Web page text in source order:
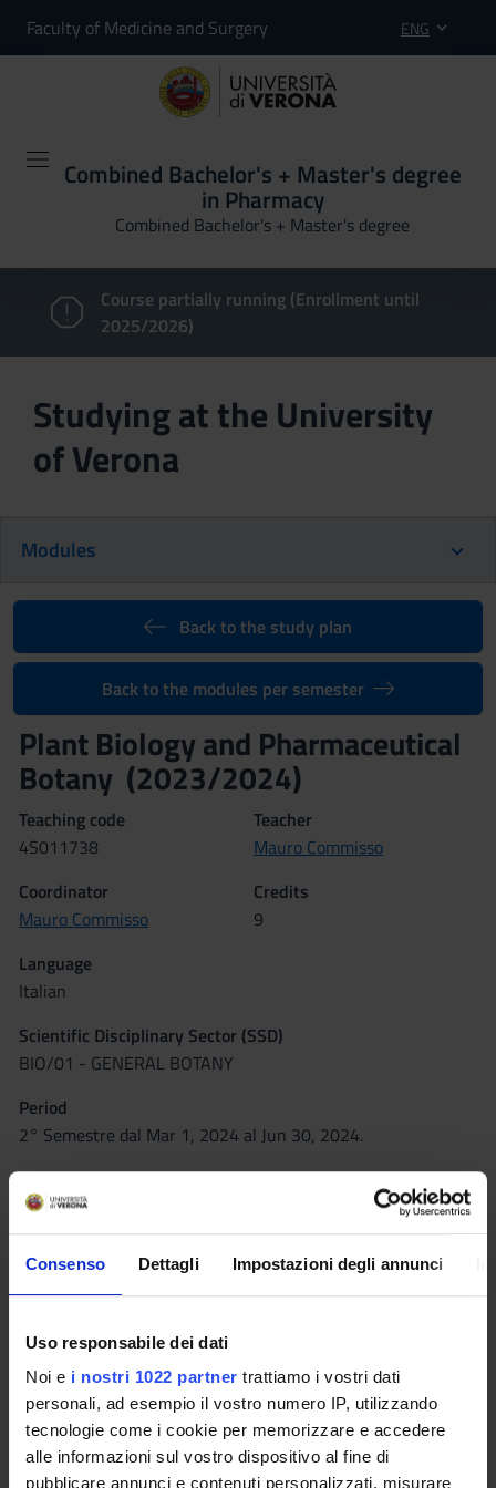
Consenso Dettagli Impostazioni degli annunci
Uso responsabile dei dati
Noi e i nostri 1022 partner trattiamo i vostri dati
personali, ad esempio il vostro numero IP, utilizzando
tecnologie come i cookie per memorizzare e accedere
alle informazioni sul vostro dispositivo al fine di
pubblicare annunci e contenuti personalizzati, misurare
Faculty of Medicine and Surgery ENG
Combined Bachelor's + Master's degree
in Pharmacy
Combined Bachelor's + Master's degree
Course partially running (Enrollment until
2025/2026)
Studying at the University
of Verona
Modules
Back to the study plan
Back to the modules per semester
Plant Biology and Pharmaceutical
Botany (2023/2024)
Teaching code
4S011738
Teacher
Mauro Commisso
Coordinator
Mauro Commisso
Credits
9
Language
Italian
Scientific Disciplinary Sector (SSD)
BIO/01 - GENERAL BOTANY
Period
2° Semestre dal Mar 1, 2024 al Jun 30, 2024.
Courses Single
Not Authorized
Lessons timetable Moodle
Seminars 0
Learning objectives
The teaching is aimed at acquiring knowledge and
understanding of the biology and systematics of drug-